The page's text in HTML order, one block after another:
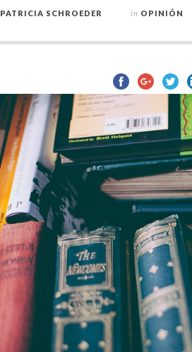
PATRICIA SCHROEDER in OPINIÓN